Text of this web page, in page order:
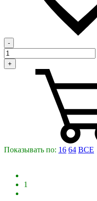
-
+
Показывать по: 16 64 ВСЕ
1